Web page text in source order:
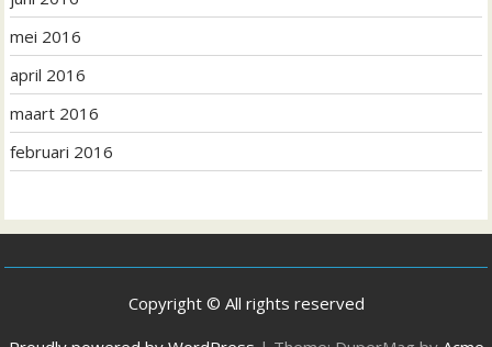
mei 2016
april 2016
maart 2016
februari 2016
Copyright © All rights reserved